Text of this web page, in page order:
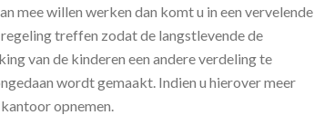
mee willen werken dan komt u in een vervelende
treffen zodat de langstlevende de
van de kinderen een andere verdeling te
wordt gemaakt. Indien u hierover meer
opnemen.